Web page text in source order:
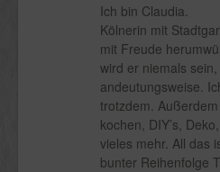
Ich bin Claudia.
Kölnerin mit
mit Freude
wird er niemals
andeutungsweise.
trotzdem.
kochen, DIY’s,
vieles mehr. All das
bunter Reihenfolge